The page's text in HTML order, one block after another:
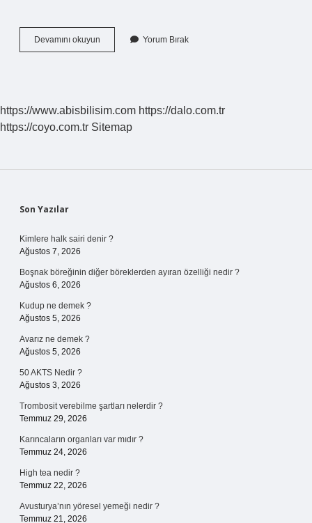
Devamını okuyun Dünyanın
En
Sırada
Yorum Bırak
https://www.abisbilisim.com https://dalo.com.tr
https://coyo.com.tr Sitemap
Sidebar
Son Yazılar
Kimlere halk sairi denir ?
Ağustos 7, 2026
Boşnak böreğinin diğer böreklerden ayıran özelliği nedir ?
Ağustos 6, 2026
Kudup ne demek ?
Ağustos 5, 2026
Avarız ne demek ?
Ağustos 5, 2026
50 AKTS Nedir ?
Ağustos 3, 2026
Trombosit verebilme şartları nelerdir ?
Temmuz 29, 2026
Karıncaların organları var mıdır ?
Temmuz 24, 2026
High tea nedir ?
Temmuz 22, 2026
Avusturya’nın yöresel yemeği nedir ?
Temmuz 21, 2026